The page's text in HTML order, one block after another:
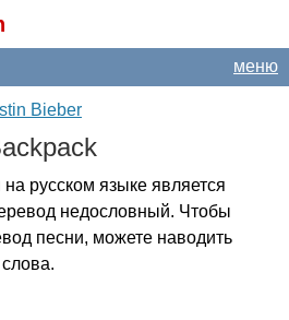
меню
Bieber
русском языке является
недословный. Чтобы
песни, можете наводить